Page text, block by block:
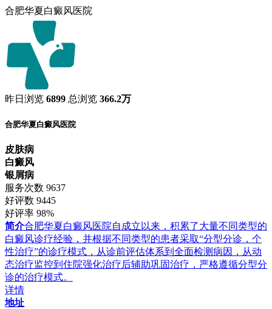
合肥华夏白癜风医院
昨日浏览 6899 总浏览 366.2万
合肥华夏白癜风医院
皮肤病
白癜风
银屑病
服务次数 9637
好评数 9445
好评率 98%
简介合肥华夏白癜风医院自成立以来，积累了大量不同类型的
白癜风诊疗经验，并根据不同类型的患者采取“分型分诊，个
性治疗”的诊疗模式，从诊前评估体系到全面检测病因，从动
态治疗监控到住院强化治疗后辅助巩固治疗，严格遵循分型分
诊的治疗模式。
详情
地址